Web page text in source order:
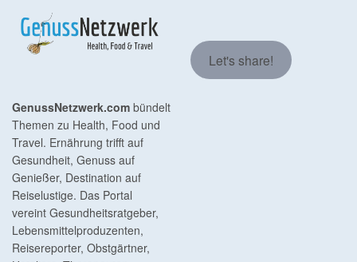
GenussNetzwerk.com bündelt
Themen zu Health, Food und
Travel. Ernährung trifft auf
Gesundheit, Genuss auf
Genießer, Destination auf
Reiselustige. Das Portal
vereint Gesundheitsratgeber,
Lebensmittelproduzenten,
Reisereporter, Obstgärtner,
Let's share!